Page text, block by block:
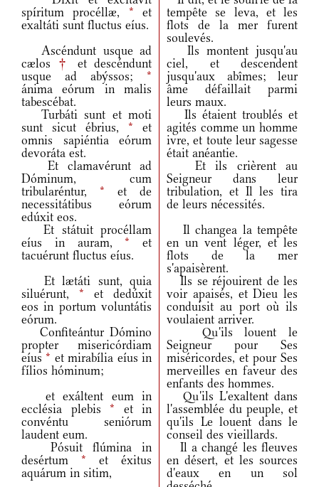
spíritum procéllæ, * et
exaltáti sunt fluctus eíus.
tempête se leva, et les
flots de la mer furent
soulevés.
Ascéndunt usque ad
cælos †
et descéndunt
usque ad abýssos; *
ánima eórum in malis
tabescébat.
Ils montent jusqu'au
ciel, et descendent
jusqu'aux abîmes; leur
âme défaillait parmi
leurs maux.
Turbáti sunt et moti
sunt sicut ébrius, * et
omnis sapiéntia eórum
devoráta est.
Ils étaient troublés et
agités comme un homme
ivre, et toute leur sagesse
était anéantie.
Et clamavérunt ad
Dóminum, cum
tribularéntur, * et de
necessitátibus eórum
edúxit eos.
Et ils crièrent au
Seigneur dans leur
tribulation, et Il les tira
de leurs nécessités.
Et státuit procéllam
eíus in auram,* et
tacuérunt fluctus eíus.
Il changea la tempête
en un vent léger, et les
flots de la mer
s'apaisèrent.
Et lætáti sunt, quia
siluérunt, * et dedúxit
eos in portum voluntátis
eórum.
Ils se réjouirent de les
voir apaisés, et Dieu les
conduisit au port où ils
voulaient arriver.
Confiteántur Dómino
propter misericórdiam
eíus* et mirabília eíus in
fílios hóminum;
Qu'ils louent le
Seigneur pour Ses
miséricordes, et pour Ses
merveilles en faveur des
enfants des hommes.
et exáltent eum in
ecclésia plebis * et in
convéntu seniórum
laudent eum.
Qu'ils L'exaltent dans
l'assemblée du peuple, et
qu'ils Le louent dans le
conseil des vieillards.
Pósuit flúmina in
desértum * et éxitus
aquárum in sitim,
Il a changé les fleuves
en désert, et les sources
d'eaux en un sol